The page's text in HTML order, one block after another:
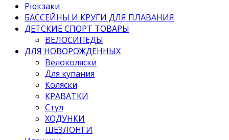
Рюкзаки
БАССЕЙНЫ И КРУГИ ДЛЯ ПЛАВАНИЯ
ДЕТСКИЕ СПОРТ ТОВАРЫ
ВЕЛОСИПЕДЫ
ДЛЯ НОВОРОЖДЕННЫХ
Велоколяски
Для купания
Коляски
КРАВАТКИ
Стул
ХОДУНКИ
ШЕЗЛОНГИ